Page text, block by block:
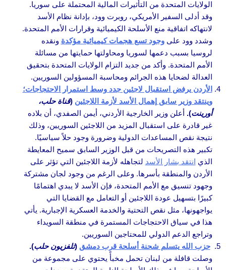
الولايات المتحدة من التأثيرات المالية المحتملة على سوريا.
وقد أدلى السفير الأمريكي، روبرت وود، بإدانة نظام الأسد
لانتهاكه اتفاقية منع الأسلحة الكيميائية وقرارات الأمم المتحدة.
وشدد وود علىوجود تسع هجمات كيميائية مؤكدة ونقده
لروسيا بسبب دعمها لسوريا ومحاولتها حمايتها من مسائلة
الأمم المتحدة. وأكد من جديد التزام الولايات المتحدة بتحقيق
العدالة لضحايا هذه الجرائم ومحاسبة المسؤولين السوريين.
الأردن يرفض استقبال لاجئين جدد وسط استمرار الاحتجاجات؛
وينتقد وزير سابق إهمال الأسد لأزمة اللاجئين (قناة حلب،
أورينت). أعلن وزير الخارجية الأردني، أيمن الصفدي، أن بلاده
غير قادرة على استقبال المزيد من اللاجئين السوريين، وذلك
نتيجة نقص المساعدات الدولية وضرورة وجود حلاً سياسيًا.
تكبير هذه التصريحات من قبل الوزير السابق سميح المعايطة
الذي انتقد بشار الأسد لتجاهله لأزمة اللاجئين التي تؤثر على
الأردن والمنطقة بأسرها. وعلى الرغم من وجود لجان مشتركة
وجهود تنسيق مع الأمم المتحدة، فإن الأسد لا يبدي اهتمامًا
كبيرًا بتسهيل عودة اللاجئين أو التعامل مع القضايا التي
يواجهونها، مثل نقص التحتية والخدمة العسكرية الإجبارية. يأتي
هذا في سياق الاحتجاجات المستمرة في منطقة السويداء
وتراجع الدعم الدولي للمحتاجين السوريين.
حزب الله يتسلم شحنة أسلحة قرب دمشق (تلفزيون حلب).
وصلت قافلة من لبنان تحمل مخبأً يحتوي على مجموعة من